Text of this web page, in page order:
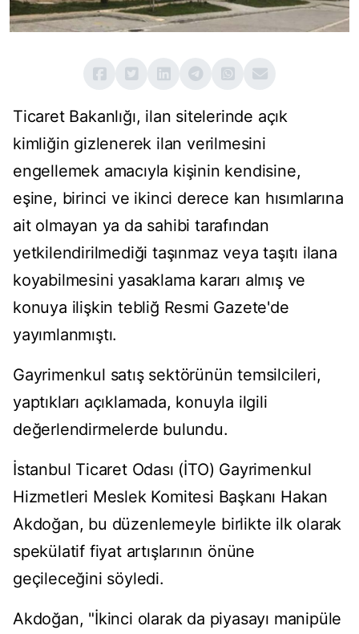
Ticaret Bakanlığı, ilan sitelerinde açık
kimliğin gizlenerek ilan verilmesini
engellemek amacıyla kişinin kendisine,
eşine, birinci ve ikinci derece kan hısımlarına
ait olmayan ya da sahibi tarafından
yetkilendirilmediği taşınmaz veya taşıtı ilana
koyabilmesini yasaklama kararı almış ve
konuya ilişkin tebliğ Resmi Gazete'de
yayımlanmıştı.
Gayrimenkul satış sektörünün temsilcileri,
yaptıkları açıklamada, konuyla ilgili
değerlendirmelerde bulundu.
İstanbul Ticaret Odası (İTO) Gayrimenkul
Hizmetleri Meslek Komitesi Başkanı Hakan
Akdoğan, bu düzenlemeyle birlikte ilk olarak
spekülatif fiyat artışlarının önüne
geçileceğini söyledi.
Akdoğan, "İkinci olarak da piyasayı manipüle